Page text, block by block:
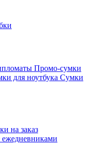
Промо-сумки
для ноутбука Сумки
на заказ